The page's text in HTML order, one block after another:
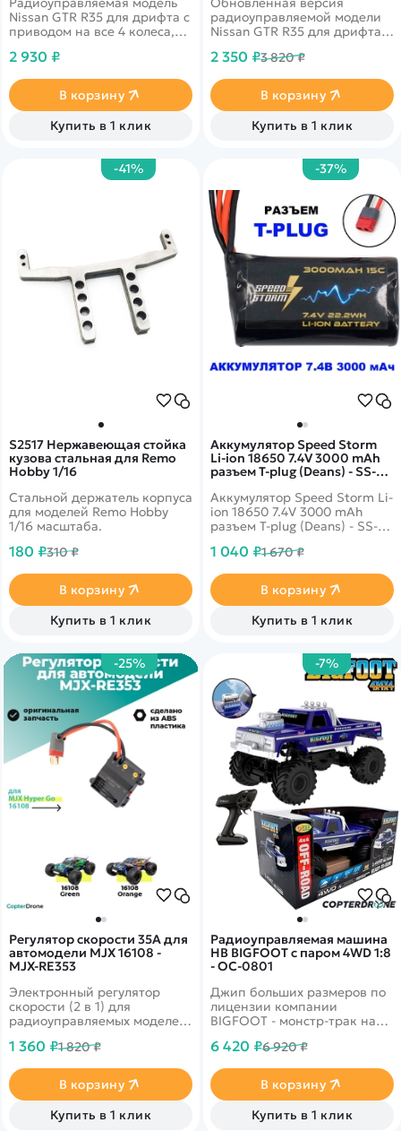
Nissan GTR R35 для дрифта с
приводом на все 4 колеса,
понравится фанатам гонок и
управления этой машиной
ждёт каждого, кто возьмёт в
руки пульт.
2 930 ₽
В корзину
Купить в 1 клик
радиоуправляемой модели
Nissan GTR R35 для дрифта с
паром и яркой подсветкой
которая несомненно
понравится фанатам гонок и
автомобилей.
2 350 ₽3 820 ₽
В корзину
Купить в 1 клик
-41%
S2517 Нержавеющая стойка
кузова стальная для Remo
Hobby 1/16
Стальной держатель корпуса
для моделей Remo Hobby
1/16 масштаба.
180 ₽310 ₽
В корзину
Купить в 1 клик
-37%
Аккумулятор Speed Storm
Li-ion 18650 7.4V 3000 mAh
разъем T-plug (Deans) - SS-
Аккумулятор Speed Storm Li-
ion 18650 7.4V 3000 mAh
разъем T-plug (Deans) - SS-
моделей на
1 040 ₽1 670 ₽
В корзину
Купить в 1 клик
-25%
Регулятор скорости 35А для
автомодели MJX 16108 -
MJX-RE353
Электронный регулятор
скорости (2 в 1) для
радиоуправляемых моделей
коллекторным двигателем.
1 360 ₽1 820 ₽
В корзину
Купить в 1 клик
-7%
Радиоуправляемая машина
HB BIGFOOT с паром 4WD 1:8
- OC-0801
Джип больших размеров по
лицензии компании
BIGFOOT - монстр-трак на
участвуют в шоу и гонках,
автомобили. Игрушка на
радиоуправлении имеет
полу-пропорциональное
управление, большие
6 420 ₽6 920 ₽
В корзину
Купить в 1 клик